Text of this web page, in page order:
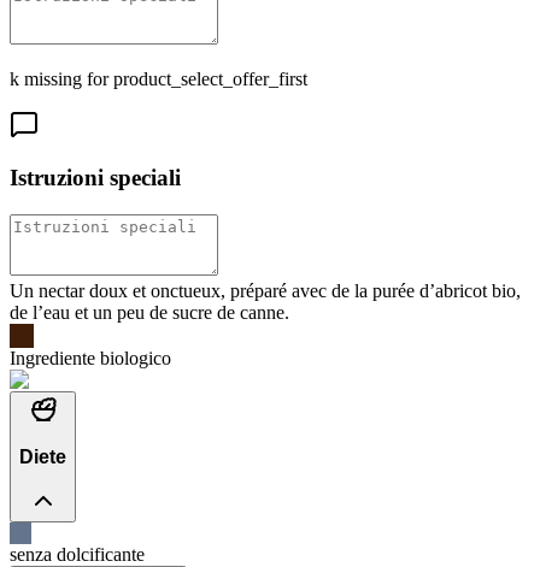
k missing for product_select_offer_first
Istruzioni speciali
Un nectar doux et onctueux, préparé avec de la purée d’abricot bio,
de l’eau et un peu de sucre de canne.
Ingrediente biologico
Diete
senza dolcificante